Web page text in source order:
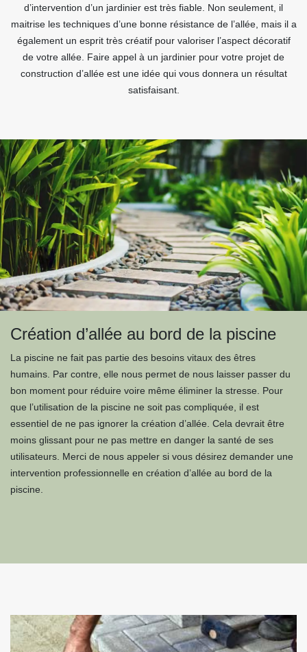
d’intervention d’un jardinier est très fiable. Non seulement, il
maitrise les techniques d’une bonne résistance de l’allée, mais il a
également un esprit très créatif pour valoriser l’aspect décoratif
de votre allée. Faire appel à un jardinier pour votre projet de
construction d’allée est une idée qui vous donnera un résultat
satisfaisant.
Création d’allée au bord de la piscine
La piscine ne fait pas partie des besoins vitaux des êtres
humains. Par contre, elle nous permet de nous laisser passer du
bon moment pour réduire voire même éliminer la stresse. Pour
que l’utilisation de la piscine ne soit pas compliquée, il est
essentiel de ne pas ignorer la création d’allée. Cela devrait être
moins glissant pour ne pas mettre en danger la santé de ses
utilisateurs. Merci de nous appeler si vous désirez demander une
intervention professionnelle en création d’allée au bord de la
piscine.